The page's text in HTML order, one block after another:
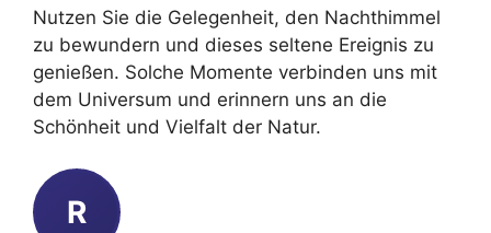
Nutzen Sie die Gelegenheit, den Nachthimmel
zu bewundern und dieses seltene Ereignis zu
genießen. Solche Momente verbinden uns mit
dem Universum und erinnern uns an die
Schönheit und Vielfalt der Natur.
R